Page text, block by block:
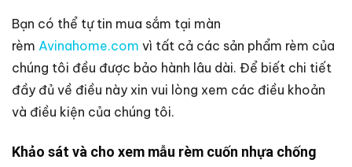
Bạn có thể tự tin mua sắm tại màn
rèm Avinahome.com vì tất cả các sản phẩm rèm của
chúng tôi đều được bảo hành lâu dài. Để biết chi tiết
đầy đủ về điều này xin vui lòng xem các điều khoản
và điều kiện của chúng tôi.
Khảo sát và cho xem mẫu rèm cuốn nhựa chống